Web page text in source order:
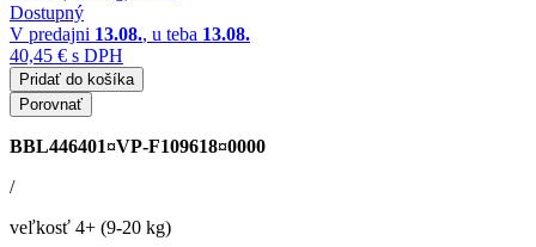
Dostupný
V predajni 13.08., u teba 13.08.
40,45 € s DPH
Pridať do košíka
Porovnať
BBL446401¤VP-F109618¤0000
/
veľkosť 4+ (9-20 kg)